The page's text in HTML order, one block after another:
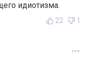
идиотизма.
22 1